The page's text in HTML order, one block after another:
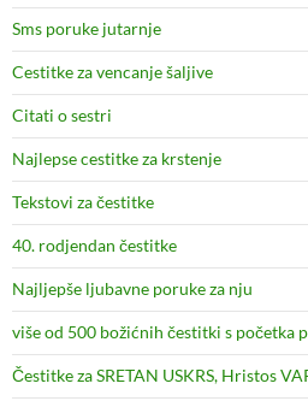
Sms poruke jutarnje
Cestitke za vencanje šaljive
Citati o sestri
Najlepse cestitke za krstenje
Tekstovi za čestitke
40. rodjendan čestitke
Najljepše ljubavne poruke za nju
više od 500 božićnih čestitki s početka
Čestitke za SRETAN USKRS, Hristos